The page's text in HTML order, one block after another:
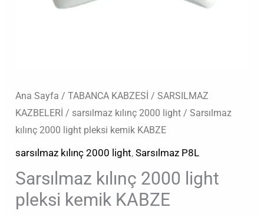
Ana Sayfa /TABANCA KABZESİ /SARSILMAZ
KAZBELERİ / sarsılmaz kılınç 2000 light / Sarsılmaz
kılınç 2000 light pleksi kemik KABZE
sarsılmaz kılınç 2000 light,Sarsılmaz P8L
Sarsılmaz kılınç 2000 light
pleksi kemik KABZE